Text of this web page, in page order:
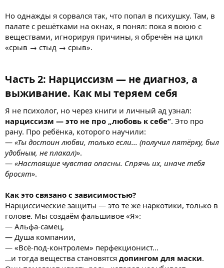
Но однажды я сорвался так, что попал в психушку. Там, в
палате с решётками на окнах, я понял: пока я воюю с
веществами, игнорируя причины, я обречён на цикл
«срыв → стыд → срыв».
Часть 2: Нарциссизм — не диагноз, а
выживание. Как мы теряем себя
Я не психолог, но через книги и личный ад узнал:
нарциссизм — это не про „любовь к себе“. Это про
рану. Про ребёнка, которого научили:
— «Ты достоин любви, только если... (получил пятёрку, был
удобным, не плакал)».
— «Настоящие чувства опасны. Спрячь их, иначе тебя
бросят».
Как это связано с зависимостью?
Нарциссические защиты — это те же наркотики, только в
голове. Мы создаём фальшивое «Я»:
— Альфа-самец,
— Душа компании,
— «Всё-под-контролем» перфекционист...
...и тогда вещества становятся допингом для маски.